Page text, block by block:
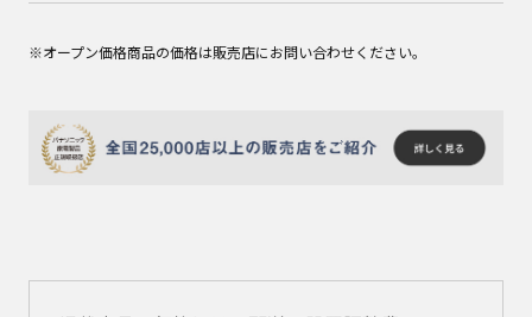
※オープン価格商品の価格は販売店にお問い合わせください。